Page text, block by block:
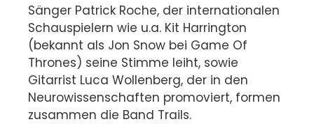
Sänger Patrick Roche, der internationalen
Schauspielern wie u.a. Kit Harrington
(bekannt als Jon Snow bei Game Of
Thrones) seine Stimme leiht, sowie
Gitarrist Luca Wollenberg, der in den
Neurowissenschaften promoviert, formen
zusammen die Band Trails.